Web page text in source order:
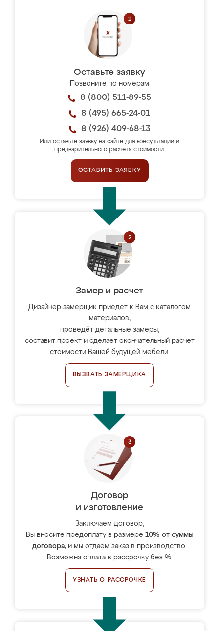
Оставьте заявку
Позвоните по номерам
8 (800) 511-89-55
8 (495) 665-24-01
8 (926) 409-68-13
Или оставьте заявку на сайте для консультации и
предварительного расчёта стоимости.
ОСТАВИТЬ ЗАЯВКУ
Замер и расчет
Дизайнер-замерщик приедет к Вам с каталогом
материалов,
проведёт детальные замеры,
составит проект и сделает окончательный расчёт
стоимости Вашей будущей мебели.
ВЫЗВАТЬ ЗАМЕРЩИКА
Договор
и изготовление
Заключаем договор,
Вы вносите предоплату в размере 10% от суммы
договора, и мы отдаём заказ в производство.
Возможна оплата в рассрочку без %.
УЗНАТЬ О РАССРОЧКЕ